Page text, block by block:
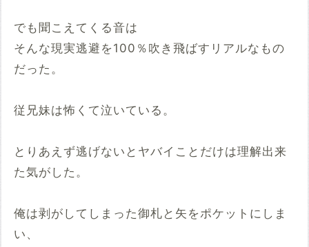
でも聞こえてくる音は
そんな現実逃避を100％吹き飛ばすリアルなもの
だった。
従兄妹は怖くて泣いている。
とりあえず逃げないとヤバイことだけは理解出来
た気がした。
俺は剥がしてしまった御札と矢をポケットにしま
い、